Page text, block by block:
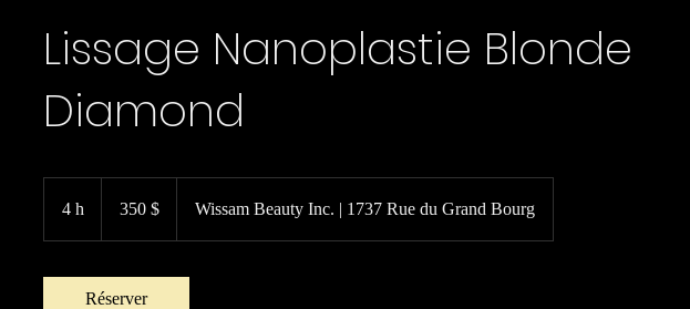
Lissage Nanoplastie Blonde
Diamond
4 h 350 $ Wissam Beauty Inc. | 1737 Rue du Grand Bourg
Réserver